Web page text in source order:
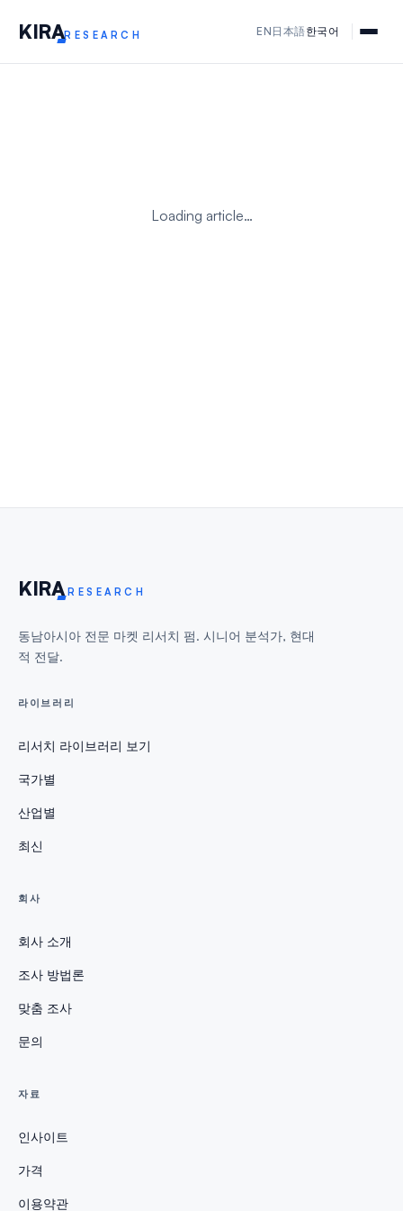
KIRARESEARCH EN 日本語한국어
Loading article…
KIRA RESEARCH
동남아시아 전문 마켓 리서치 펌. 시니어 분석가, 현대
적 전달.
라이브러리
리서치 라이브러리 보기
국가별
산업별
최신
회사
회사 소개
조사 방법론
맞춤 조사
문의
자료
인사이트
가격
이용약관